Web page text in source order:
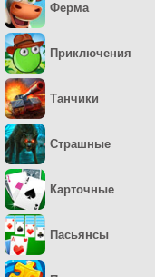
Ферма
Приключения
Танчики
Страшные
Карточные
Пасьянсы